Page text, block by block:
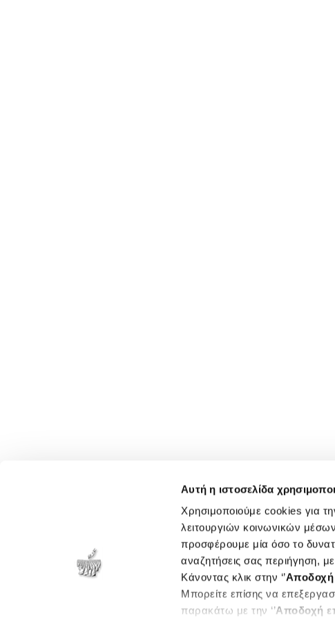
Αυτή η ιστοσελίδα
Χρησιμοποιούμε cookies για
λειτουργιών κοινωνικών
προσφέρουμε μία όσο το
αναζητήσεις σας περιήγηση,
Κάνοντας κλικ στην ‘’
Μπορείτε επίσης να
παρακάτω με την ‘’Αποδοχή